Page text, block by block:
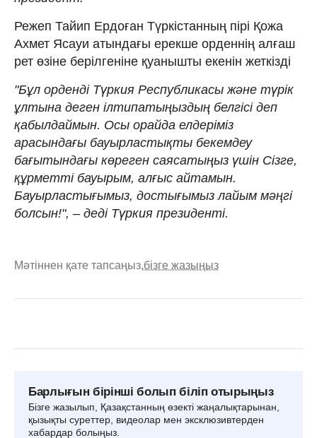
Режеп Тайип Ердоған Түркістанның пірі Қожа
Ахмет Ясауи атындағы ерекше орденнің алғаш
рет өзіне берілгеніне қуанышты екенін жеткізді
"Бұл орденді Түркия Республикасы және түрік
ұлтына деген ілтипатыңыздың белгісі деп
қабылдаймын. Осы орайда елдеріміз
арасындағы бауырластықты бекемдеу
бағытындағы көреген саясатыңыз үшін Сізге,
құрметті бауырым, алғыс айтамын.
Бауырластығымыз, достығымыз лайым мәңгі
болсын!", – деді Түркия президенті.
Мәтіннен қате тапсаңыз,бізге жазыңыз
Барлығын бірінші болып біліп отырыңыз
Бізге жазылып, Қазақстанның өзекті жаңалықтарынан,
қызықты суреттер, видеолар мен эксклюзивтерден
хабардар болыңыз.